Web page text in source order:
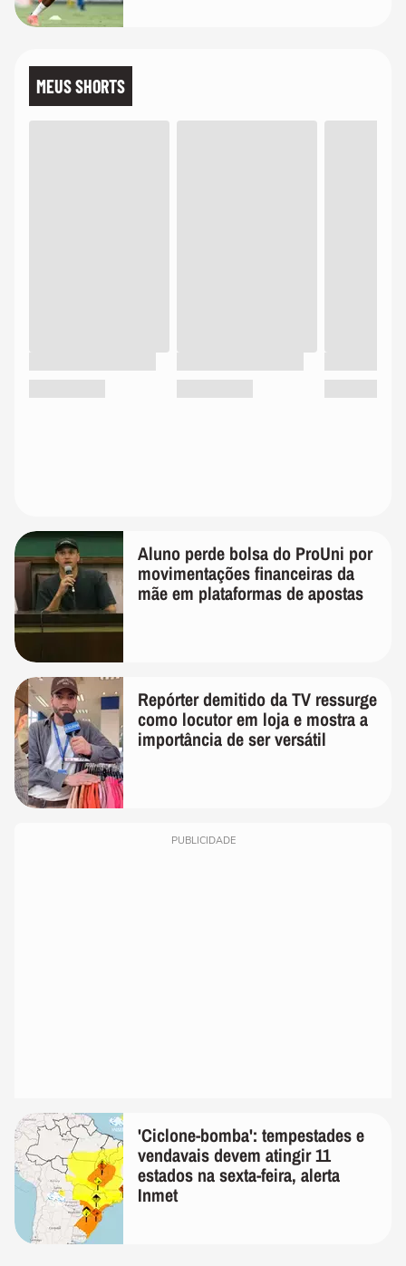
MEUS SHORTS
Aluno perde bolsa do ProUni por
movimentações financeiras da
mãe em plataformas de apostas
Repórter demitido da TV ressurge
como locutor em loja e mostra a
importância de ser versátil
PUBLICIDADE
'Ciclone-bomba': tempestades e
vendavais devem atingir 11
estados na sexta-feira, alerta
Inmet